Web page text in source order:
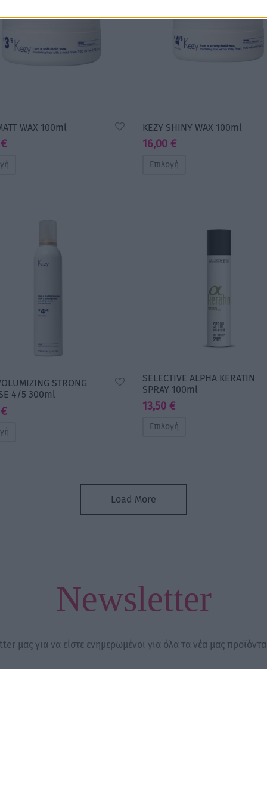
WAX 100ml
€
KEZY SHINY WAX 100ml
16,00 €
Επιλογή
STRONG
4/5 300ml
€
SELECTIVE ALPHA KERATIN
SPRAY 100ml
13,50 €
Επιλογή
Load More
Newsletter
μας για να είστε ενημερωμένοι για όλα τα νέα μας